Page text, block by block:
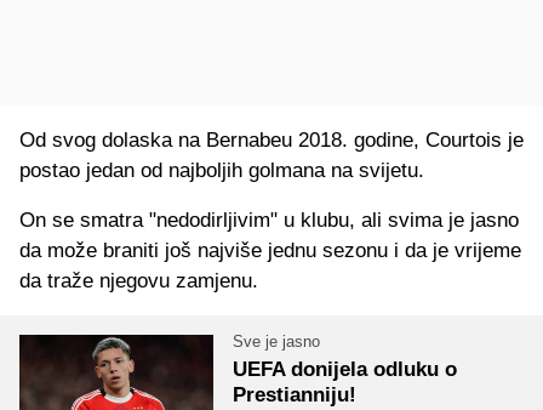
Od svog dolaska na Bernabeu 2018. godine, Courtois je
postao jedan od najboljih golmana na svijetu.
On se smatra "nedodirljivim" u klubu, ali svima je jasno
da može braniti još najviše jednu sezonu i da je vrijeme
da traže njegovu zamjenu.
Sve je jasno
UEFA donijela odluku o
Prestianniju!